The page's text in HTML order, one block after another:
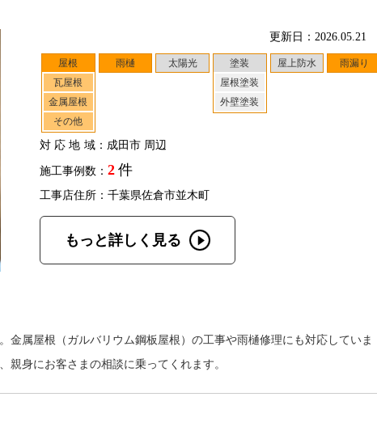
更新日：2026.05.21
屋根
瓦屋根
金属屋根
その他
雨樋 太陽光
塗装
屋根塗装
外壁塗装
屋上防水 雨漏り
対応地域：成田市 周辺
施工事例数： 2 件
工事店住所：千葉県佐倉市並木町
もっと詳しく見る
属屋根（ガルバリウム鋼板屋根）の工事や雨樋修理にも対応していま
身にお客さまの相談に乗ってくれます。